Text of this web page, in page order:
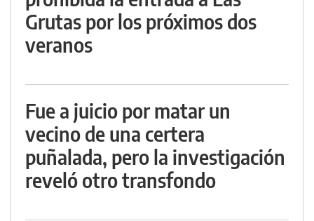
Grutas por los próximos dos
veranos
Fue a juicio por matar un
vecino de una certera
puñalada, pero la investigación
reveló otro transfondo